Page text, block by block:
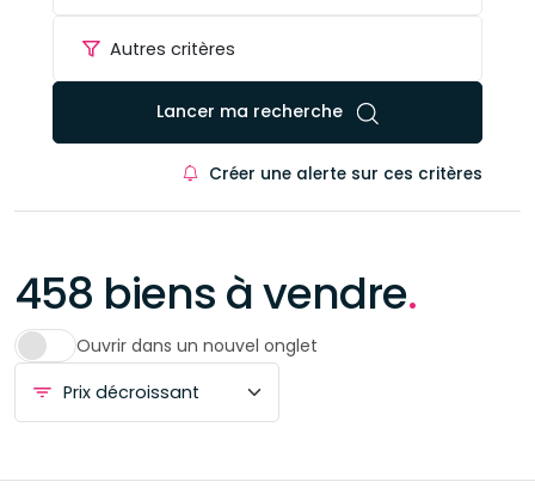
Autres critères
Lancer ma recherche
Créer une alerte sur ces critères
458 biens à vendre.
Ouvrir dans un nouvel onglet